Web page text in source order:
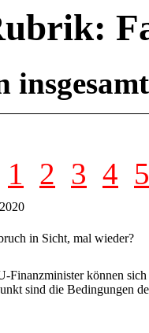
1 2 3 4 5
in Sicht, mal wieder?
Finanzminister können
sind die Bedingungen